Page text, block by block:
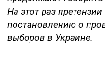
На этот раз
постановлению о
выборов в Украине.